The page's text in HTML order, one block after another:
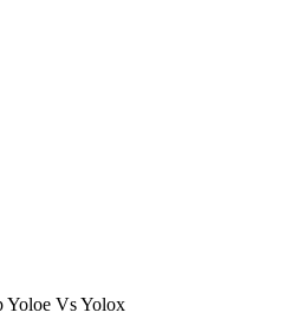
Yoloe Vs Yolox